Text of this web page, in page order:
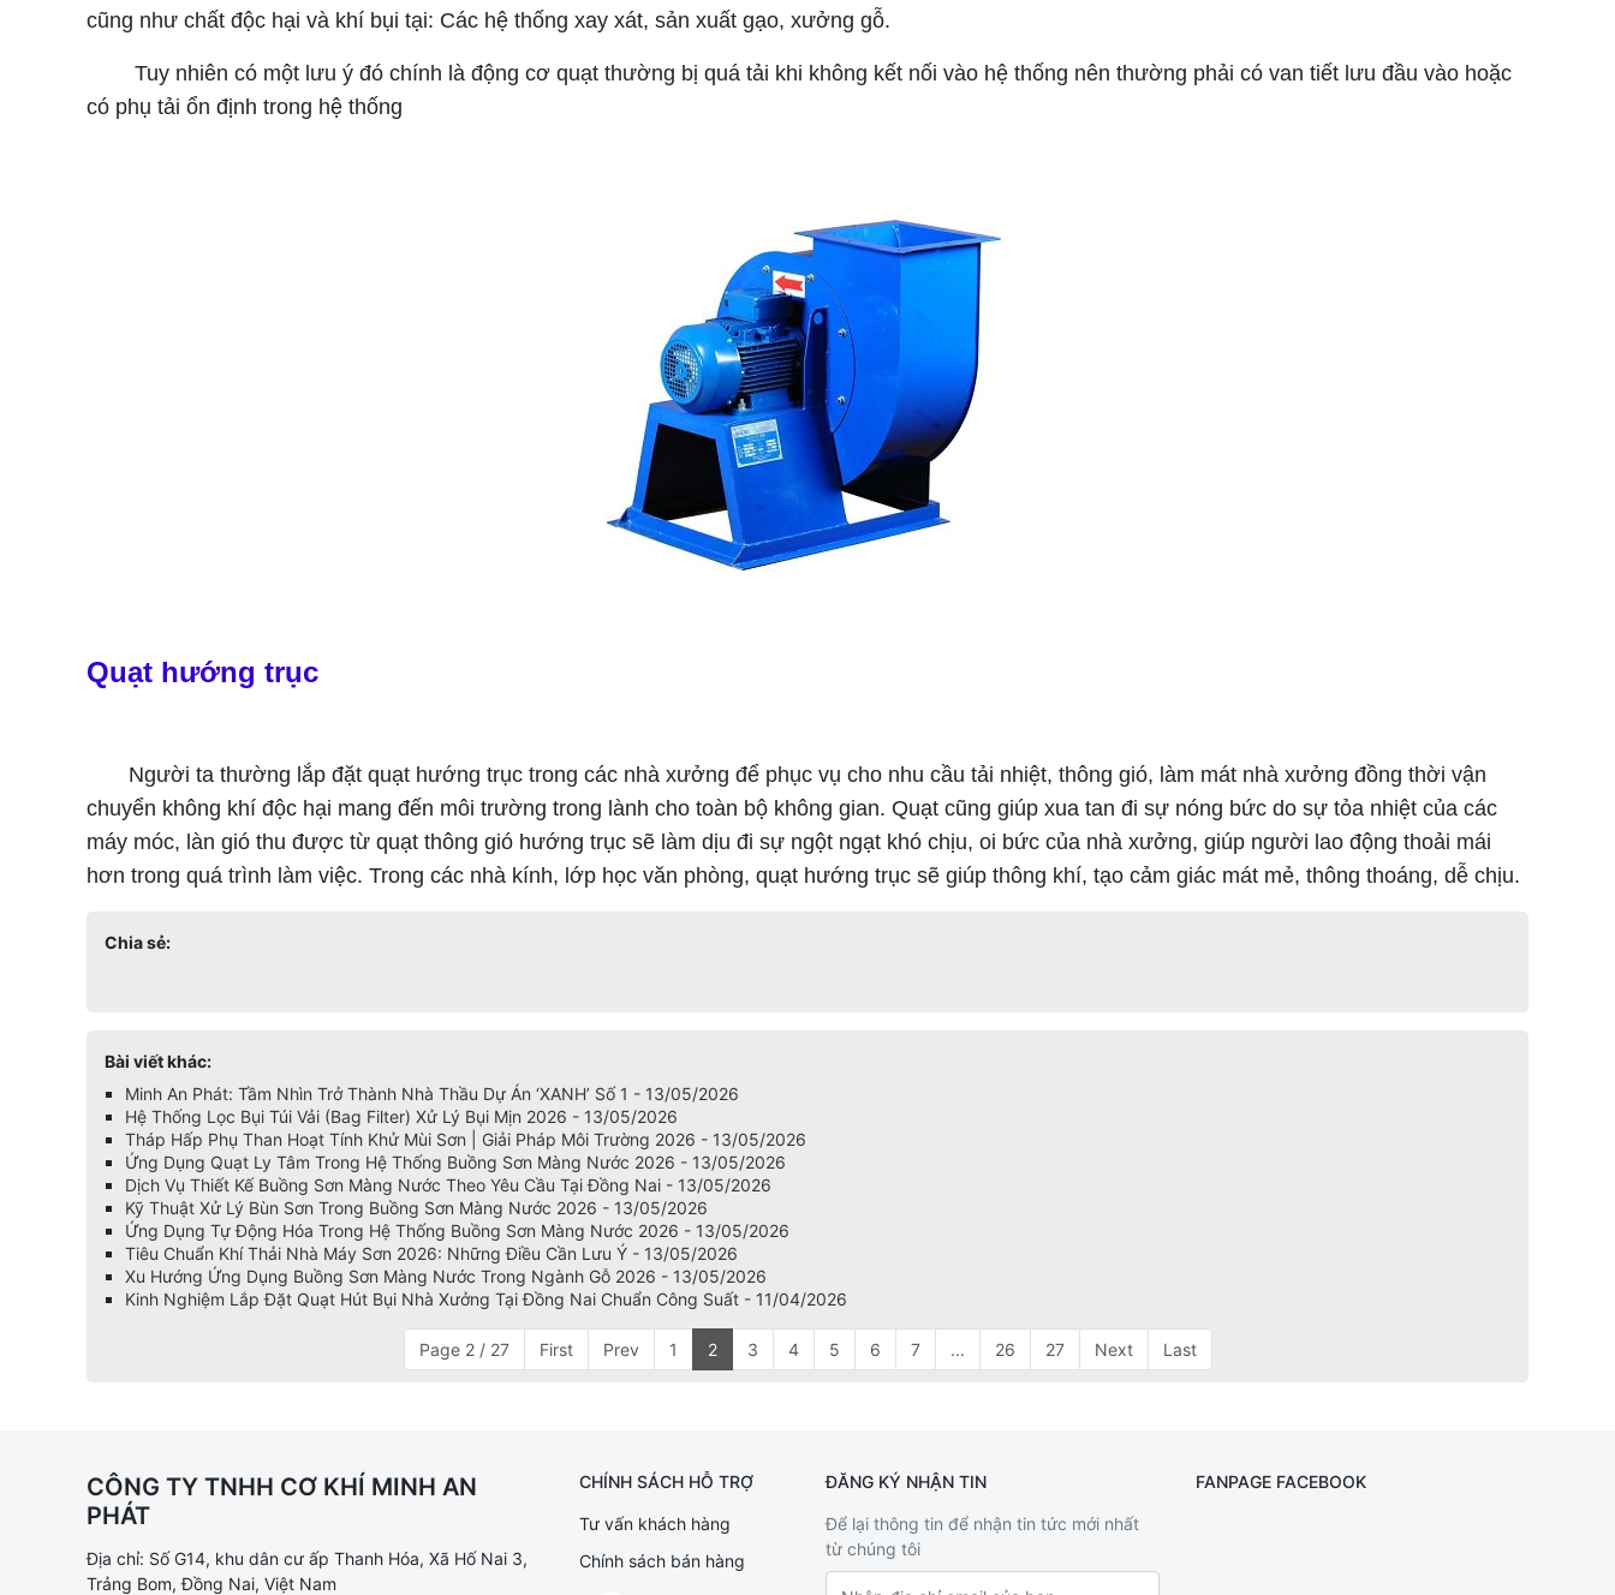
cũng như chất độc hại và khí bụi tại: Các hệ thống xay xát, sản xuất gạo, xưởng gỗ.
Tuy nhiên có một lưu ý đó chính là động cơ quạt thường bị quá tải khi không kết nối vào hệ thống nên thường phải có van tiết lưu đầu vào hoặc
có phụ tải ổn định trong hệ thống
Quạt hướng trục
Người ta thường lắp đặt quạt hướng trục trong các nhà xưởng để phục vụ cho nhu cầu tải nhiệt, thông gió, làm mát nhà xưởng đồng thời vận
chuyển không khí độc hại mang đến môi trường trong lành cho toàn bộ không gian. Quạt cũng giúp xua tan đi sự nóng bức do sự tỏa nhiệt của các
máy móc, làn gió thu được từ quạt thông gió hướng trục sẽ làm dịu đi sự ngột ngạt khó chịu, oi bức của nhà xưởng, giúp người lao động thoải mái
hơn trong quá trình làm việc. Trong các nhà kính, lớp học văn phòng, quạt hướng trục sẽ giúp thông khí, tạo cảm giác mát mẻ, thông thoáng, dễ chịu.
Chia sẻ:
Bài viết khác:
Minh An Phát: Tầm Nhìn Trở Thành Nhà Thầu Dự Án ‘XANH’ Số 1 - 13/05/2026
Hệ Thống Lọc Bụi Túi Vải (Bag Filter) Xử Lý Bụi Mịn 2026 - 13/05/2026
Tháp Hấp Phụ Than Hoạt Tính Khử Mùi Sơn | Giải Pháp Môi Trường 2026 - 13/05/2026
Ứng Dụng Quạt Ly Tâm Trong Hệ Thống Buồng Sơn Màng Nước 2026 - 13/05/2026
Dịch Vụ Thiết Kế Buồng Sơn Màng Nước Theo Yêu Cầu Tại Đồng Nai - 13/05/2026
Kỹ Thuật Xử Lý Bùn Sơn Trong Buồng Sơn Màng Nước 2026 - 13/05/2026
Ứng Dụng Tự Động Hóa Trong Hệ Thống Buồng Sơn Màng Nước 2026 - 13/05/2026
Tiêu Chuẩn Khí Thải Nhà Máy Sơn 2026: Những Điều Cần Lưu Ý - 13/05/2026
Xu Hướng Ứng Dụng Buồng Sơn Màng Nước Trong Ngành Gỗ 2026 - 13/05/2026
Kinh Nghiệm Lắp Đặt Quạt Hút Bụi Nhà Xưởng Tại Đồng Nai Chuẩn Công Suất - 11/04/2026
Page 2 / 27 First Prev 1 2 3 4 5 6 7 ... 26 27 Next Last
CÔNG TY TNHH CƠ KHÍ MINH AN
PHÁT
Địa chỉ: Số G14, khu dân cư ấp Thanh Hóa, Xã Hố Nai 3,
Trảng Bom, Đồng Nai, Việt Nam
CHÍNH SÁCH HỖ TRỢ
Tư vấn khách hàng
Chính sách bán hàng
ĐĂNG KÝ NHẬN TIN
Để lại thông tin để nhận tin tức mới nhất
từ chúng tôi
FANPAGE FACEBOOK